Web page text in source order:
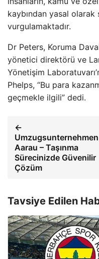
kaybından yasal olarak
vurgulamaktadır.
Dr Peters, Koruma
yönetici direktörü ve
Yönetişim
Phelps, “Bu para
geçmekle ilgili” dedi.
←
Umzugsunternehmen
Aarau – Taşınma
Sürecinizde Güvenilir
Çözüm
Tavsiye Edilen